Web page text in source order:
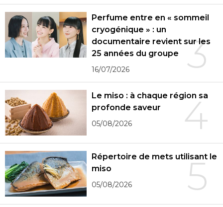
3
Perfume entre en « sommeil
cryogénique » : un
documentaire revient sur les
25 années du groupe
16/07/2026
4
Le miso : à chaque région sa
profonde saveur
05/08/2026
5
Répertoire de mets utilisant le
miso
05/08/2026